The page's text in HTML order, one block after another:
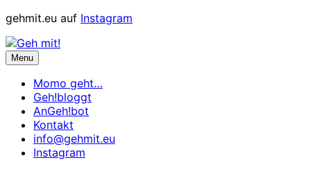
Skip
content
gehmit.eu auf Instagram
Menu
Momo geht…
Geh!bloggt
AnGeh!bot
Kontakt
info@gehmit.eu
Instagram